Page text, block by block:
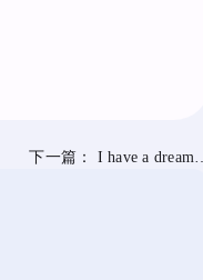
下一篇： I have a dream…